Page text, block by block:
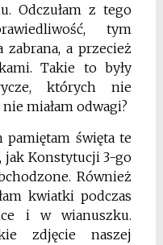
Odczułam z tego
tym
zabrana, a przecież
Takie to były
których nie
miałam odwagi?
pamiętam święta te
jak Konsty­tucji 3-go
Również
kwiatki podczas
i w wianuszku.
zdjęcie naszej